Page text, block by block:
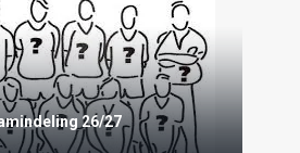
26/27